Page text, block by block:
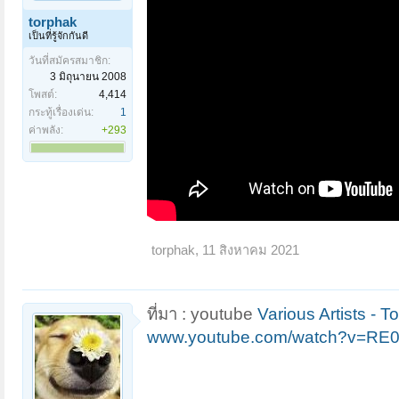
torphak
เป็นที่รู้จักกันดี
วันที่สมัครสมาชิก:
3 มิถุนายน 2008
โพสต์:
4,414
กระทู้เรื่องเด่น:
1
ค่าพลัง:
+293
torphak, 11 สิงหาคม 2021
ที่มา : youtube Various Artists -
www.youtube.com/